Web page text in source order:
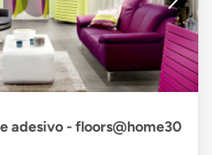
adesivo - floors@home30